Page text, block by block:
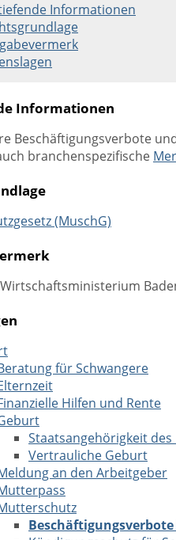
Informationen
Informationen
Beschäftigungsverbote
branchenspezifische
(MuschG)
Wirtschaftsministerium
für Schwangere
Hilfen und Rente
Staatsangehörigkeit
Vertrauliche Geburt
an den Arbeitgeber